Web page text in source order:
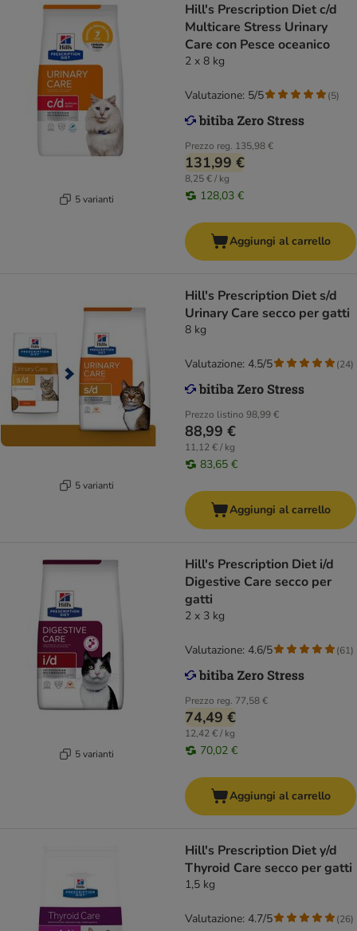
5 varianti
Hill's Prescription Diet c/d
Multicare Stress Urinary
Care con Pesce oceanico
2 x 8 kg
Prezzo reg. 135,98 €
131,99 €
8,25 € / kg
128,03 €
Valutazione: 5/5 (5)
Aggiungi al carrello
5 varianti
Hill's Prescription Diet s/d
Urinary Care secco per gatti
8 kg
Prezzo listino 98,99 €
88,99 €
11,12 € / kg
83,65 €
Valutazione: 4.5/5 (24)
Aggiungi al carrello
5 varianti
Hill's Prescription Diet i/d
Digestive Care secco per
gatti
2 x 3 kg
Prezzo reg. 77,58 €
74,49 €
12,42 € / kg
70,02 €
Valutazione: 4.6/5 (61)
Aggiungi al carrello
Hill's Prescription Diet y/d
Thyroid Care secco per gatti
1,5 kg
Valutazione: 4.7/5 (26)